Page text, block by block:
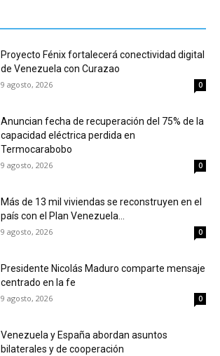
Proyecto Fénix fortalecerá conectividad digital
de Venezuela con Curazao
9 agosto, 2026 0
Anuncian fecha de recuperación del 75% de la
capacidad eléctrica perdida en
Termocarabobo
9 agosto, 2026 0
Más de 13 mil viviendas se reconstruyen en el
país con el Plan Venezuela...
9 agosto, 2026 0
Presidente Nicolás Maduro comparte mensaje
centrado en la fe
9 agosto, 2026 0
Venezuela y España abordan asuntos
bilaterales y de cooperación